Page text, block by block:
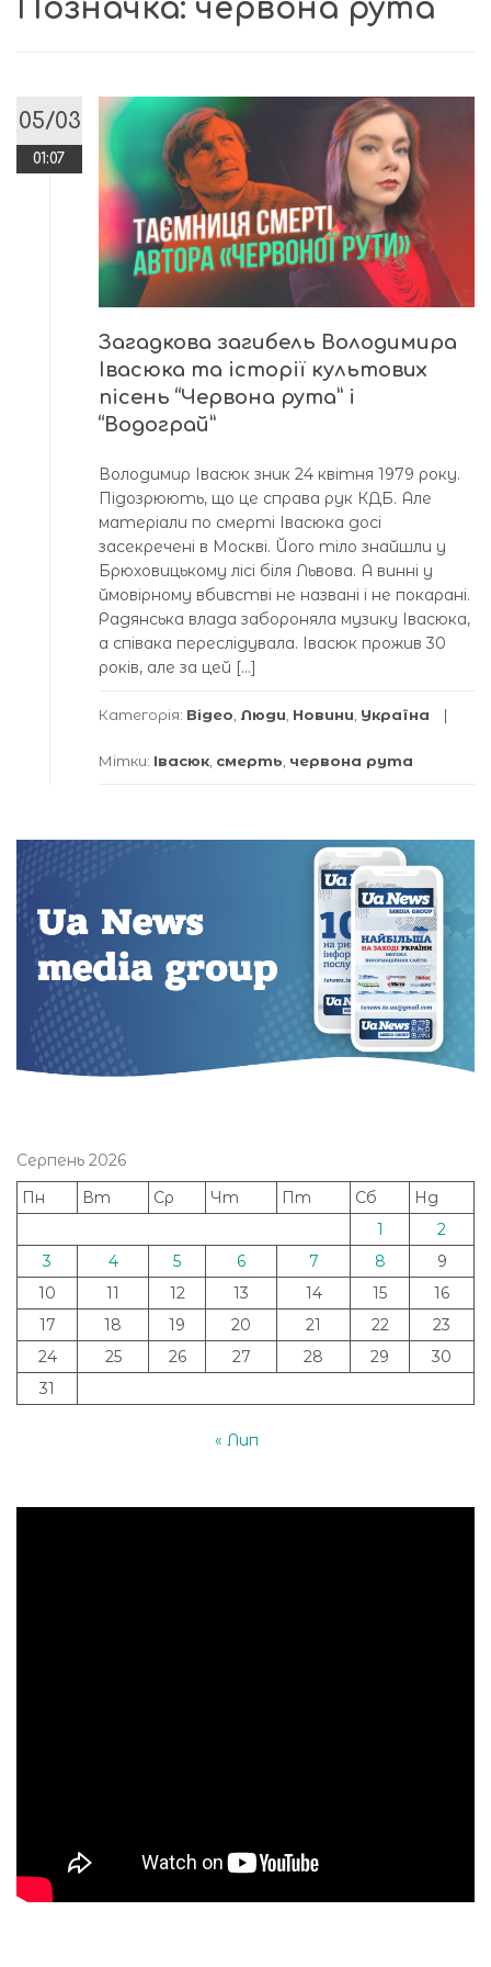
Позначка: червона рута
05/03
01:07
Загадкова загибель Володимира
Івасюка та історії культових
пісень “Червона рута” і
“Водограй”
Володимир Івасюк зник 24 квітня 1979 року.
Підозрюють, що це справа рук КДБ. Але
матеріали по смерті Івасюка досі
засекречені в Москві. Його тіло знайшли у
Брюховицькому лісі біля Львова. А винні у
ймовірному вбивстві не названі і не покарані.
Радянська влада забороняла музику Івасюка,
а співака переслідувала. Івасюк прожив 30
років, але за цей […]
Категорія: Відео Люди Новини Україна
Мітки: Івасюк смерть червона рута
Серпень 2026
Пн
Вт Ср Чт Пт Сб
Нд
1
2
3
4 5 6 7 8
9
10
11 12 13 14 15
16
17
18 19 20 21 22
23
24
25 26 27 28 29
30
31
« Лип